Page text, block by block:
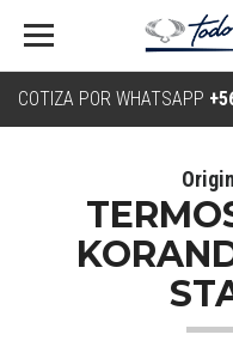
COTIZA POR WHATSAPP